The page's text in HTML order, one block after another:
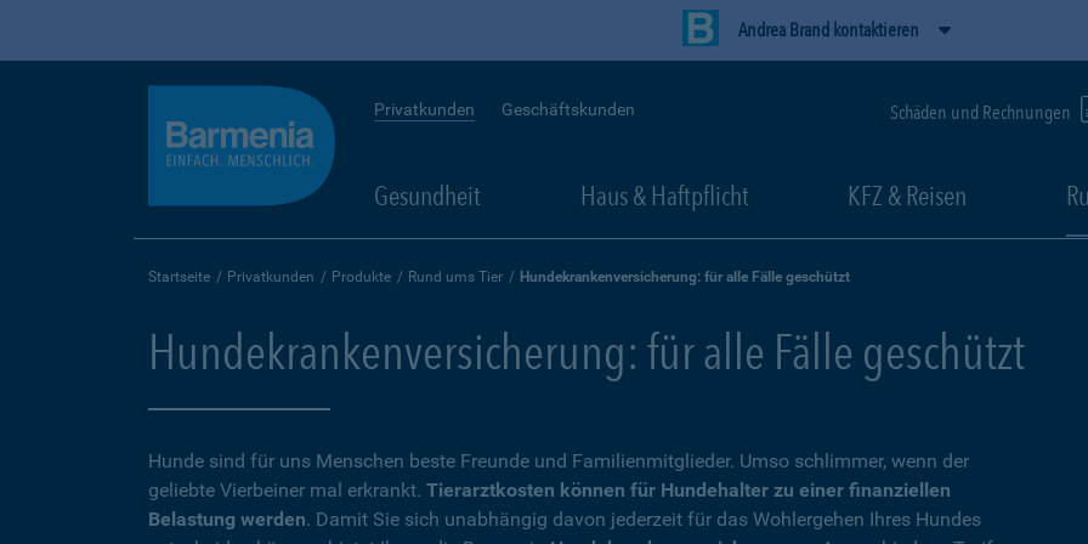
Andrea Brand kontaktieren
Privatkunden Geschäftskunden Schäden und Rechnungen
Gesundheit Haus & Haftpflicht KFZ & Reisen
Startseite Privatkunden Produkte Rund ums Tier Hundekrankenversicherung: für alle Fälle geschützt
Hundekrankenversicherung: für alle Fälle geschützt
Hunde sind für uns Menschen beste Freunde und Familienmitglieder. Umso schlimmer, wenn der
geliebte Vierbeiner mal erkrankt. Tierarztkosten können für Hundehalter zu einer finanziellen
Belastung werden. Damit Sie sich unabhängig davon jederzeit für das Wohlergehen Ihres Hundes